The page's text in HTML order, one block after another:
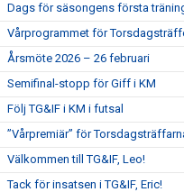
Dags för säsongens första
Vårprogrammet för
Årsmöte 2026 – 26 februari
Semifinal-stopp för Giff i KM
Följ TG&IF i KM i futsal
”Vårpremiär” för
Välkommen till TG&IF, Leo!
Tack för insatsen i TG&IF, Eric!